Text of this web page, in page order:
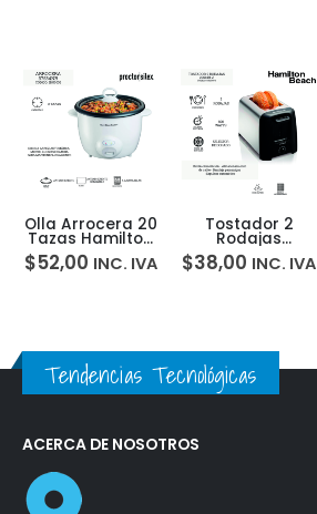
Olla Arrocera 20
Tazas Hamilton
Beach 37532
5H00030
$52,00 INC. IVA
Tostador 2
Rodajas
Antiadherente
800w Hamilton
$38,00 INC. IVA
Tendencias Tecnológicas
ACERCA DE NOSOTROS